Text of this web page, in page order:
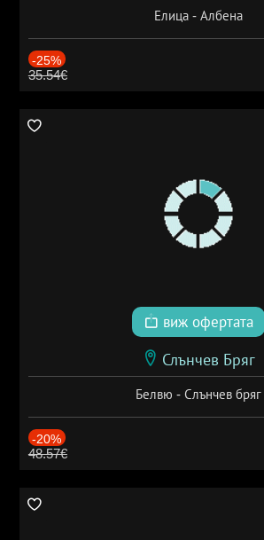
Елица - Албена
-25%
35.54€
виж офертата
Слънчев Бряг
Белвю - Слънчев бряг
-20%
48.57€